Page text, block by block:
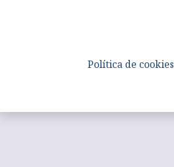
Política de cookies